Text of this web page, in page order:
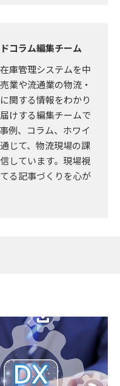
コラム編集チーム
庫管理システムを中
業や流通業の物流・
関する情報をわかり
けする編集チームで
例、コラム、ホワイ
じて、物流現場の課
しています。現場視
る記事づくりを心が